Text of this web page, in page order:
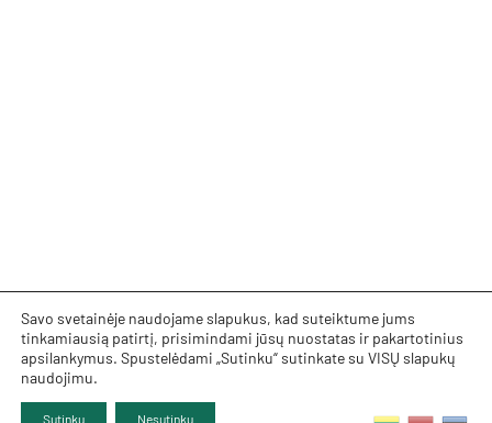
Savo svetainėje naudojame slapukus, kad suteiktume jums
tinkamiausią patirtį, prisimindami jūsų nuostatas ir pakartotinius
apsilankymus. Spustelėdami „Sutinku“ sutinkate su VISŲ slapukų
naudojimu.
Sutinku Nesutinku